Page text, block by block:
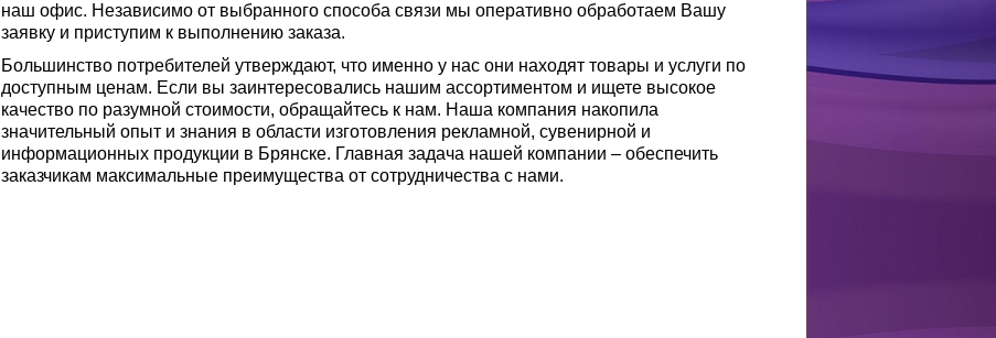
наш офис. Независимо от выбранного способа связи мы оперативно обработаем Вашу
заявку и приступим к выполнению заказа.
Большинство потребителей утверждают, что именно у нас они находят товары и услуги по
доступным ценам. Если вы заинтересовались нашим ассортиментом и ищете высокое
качество по разумной стоимости, обращайтесь к нам. Наша компания накопила
значительный опыт и знания в области изготовления рекламной, сувенирной и
информационных продукции в Брянске. Главная задача нашей компании – обеспечить
заказчикам максимальные преимущества от сотрудничества с нами.